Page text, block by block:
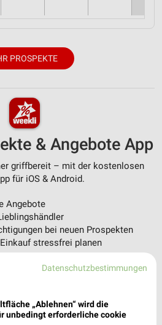
PROSPEKTE
& Angebote App
griffbereit – mit der kostenlosen
für iOS & Android.
Angebote
bei neuen Prospekten
stressfrei planen
UND SPAREN!
Datenschutzbestimmungen
„Ablehnen“ wird die
unbedingt erforderliche cookie